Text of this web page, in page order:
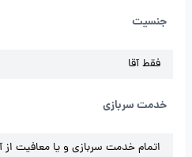
جنسیت
فقط آقا
خدمت سربازی
اتمام خدمت سربازی و یا معافیت از